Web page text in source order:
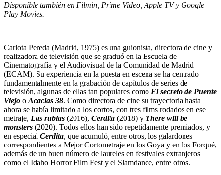
Disponible también en Filmin, Prime Video, Apple TV y Google
Play Movies.
Carlota Pereda (Madrid, 1975) es una guionista, directora de cine y
realizadora de televisión que se graduó en la Escuela de
Cinematografía y el Audiovisual de la Comunidad de Madrid
(ECAM). Su experiencia en la puesta en escena se ha centrado
fundamentalmente en la grabación de capítulos de series de
televisión, algunas de ellas tan populares como El secreto de Puente
Viejo o Acacias 38. Como directora de cine su trayectoria hasta
ahora se había limitado a los cortos, con tres films rodados en ese
metraje, Las rubias (2016), Cerdita (2018) y There will be
monsters (2020). Todos ellos han sido repetidamente premiados, y
en especial Cerdita, que acumuló, entre otros, los galardones
correspondientes a Mejor Cortometraje en los Goya y en los Forqué,
además de un buen número de laureles en festivales extranjeros
como el Idaho Horror Film Fest y el Slamdance, entre otros.